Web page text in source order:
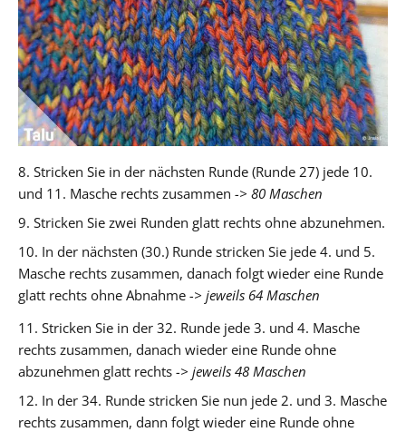
8. Stricken Sie in der nächsten Runde (Runde 27) jede 10.
und 11. Masche rechts zusammen -> 80 Maschen
9. Stricken Sie zwei Runden glatt rechts ohne abzunehmen.
10. In der nächsten (30.) Runde stricken Sie jede 4. und 5.
Masche rechts zusammen, danach folgt wieder eine Runde
glatt rechts ohne Abnahme -> jeweils 64 Maschen
11. Stricken Sie in der 32. Runde jede 3. und 4. Masche
rechts zusammen, danach wieder eine Runde ohne
abzunehmen glatt rechts -> jeweils 48 Maschen
12. In der 34. Runde stricken Sie nun jede 2. und 3. Masche
rechts zusammen, dann folgt wieder eine Runde ohne